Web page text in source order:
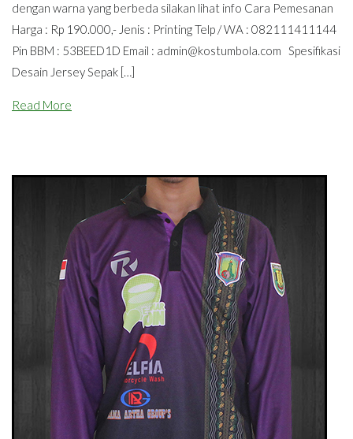
dengan warna yang berbeda silakan lihat info Cara Pemesanan
Harga : Rp 190.000,- Jenis : Printing Telp / WA : 082111411144
Pin BBM : 53BEED1D Email : admin@kostumbola.com Spesifikasi
Desain Jersey Sepak […]
Read More